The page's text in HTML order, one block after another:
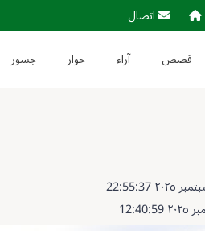
اتصال
قصص آراء حوار جسور